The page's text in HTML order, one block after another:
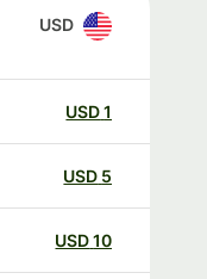
USD
USD
USD
USD